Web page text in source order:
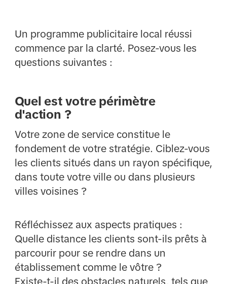
Un programme publicitaire local réussi
commence par la clarté. Posez-vous les
questions suivantes :
Quel est votre périmètre
d'action ?
Votre zone de service constitue le
fondement de votre stratégie. Ciblez-vous
les clients situés dans un rayon spécifique,
dans toute votre ville ou dans plusieurs
villes voisines ?
Réfléchissez aux aspects pratiques :
Quelle distance les clients sont-ils prêts à
parcourir pour se rendre dans un
établissement comme le vôtre ?
Existe-t-il des obstacles naturels, tels que